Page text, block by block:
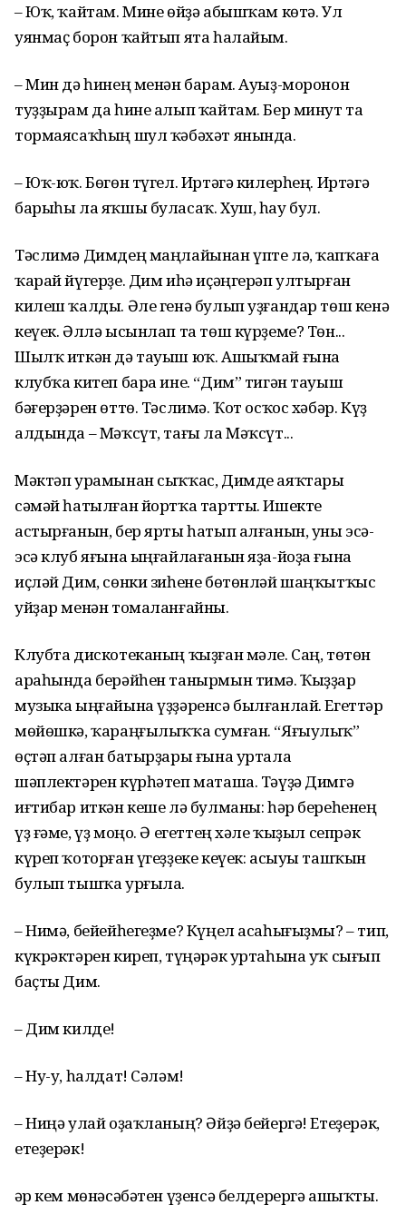
– Юҡ, ҡайтам. Мине өйҙә абышҡам көтә. Ул
уянмаҫ борон ҡайтып ята һалайым.
– Мин дә һинең менән барам. Ауыҙ-моронон
туҙҙырам да һине алып ҡайтам. Бер минут та
тормаясаҡһың шул ҡәбәхәт янында.
– Юҡ-юҡ. Бөгөн түгел. Иртәгә килерһең. Иртәгә
барыһы ла яҡшы буласаҡ. Хуш, һау бул.
Тәслимә Димдең маңлайынан үпте лә, ҡапҡаға
ҡарай йүгерҙе. Дим иһә иҫәңгерәп ултырған
килеш ҡалды. Әле генә булып уҙғандар төш кенә
кеүек. Әллә ысынлап та төш күрҙеме? Төн...
Шылҡ иткән дә тауыш юҡ. Ашыҡмай ғына
клубҡа китеп бара ине. “Дим” тигән тауыш
бәғерҙәрен өттө. Тәслимә. Ҡот осҡос хәбәр. Күҙ
алдында – Мәҡсүт, тағы ла Мәҡсүт...
Мәктәп урамынан сыҡҡас, Димде аяҡтары
сәмәй һатылған йортҡа тартты. Ишекте
астырғанын, бер ярты һатып алғанын, уны эсә-
эсә клуб яғына ыңғайлағанын яҙа-йоҙа ғына
иҫләй Дим, сөнки зиһене бөтөнләй шаңҡытҡыс
уйҙар менән томаланғайны.
Клубта дискотеканың ҡыҙған мәле. Саң, төтөн
араһында берәйһен танырмын тимә. Ҡыҙҙар
музыка ыңғайына үҙҙәренсә былғанлай. Егеттәр
мөйөшкә, ҡараңғылыҡҡа сумған. “Яғыулыҡ”
өҫтәп алған батырҙары ғына уртала
шәплектәрен күрһәтеп маташа. Тәүҙә Димгә
иғтибар иткән кеше лә булманы: һәр береһенең
үҙ ғәме, үҙ моңо. Ә егеттең хәле ҡыҙыл сепрәк
күреп ҡоторған үгеҙҙеке кеүек: асыуы ташҡын
булып тышҡа урғыла.
– Нимә, бейейһегеҙме? Күңел асаһығыҙмы? – тип,
күкрәктәрен киреп, түңәрәк уртаһына уҡ сығып
баҫты Дим.
– Дим килде!
– Ну-у, һалдат! Сәләм!
– Ниңә улай оҙаҡланың? Әйҙә бейергә! Етеҙерәк,
етеҙерәк!
Һәр кем мөнәсәбәтен үҙенсә белдерергә ашыҡты.